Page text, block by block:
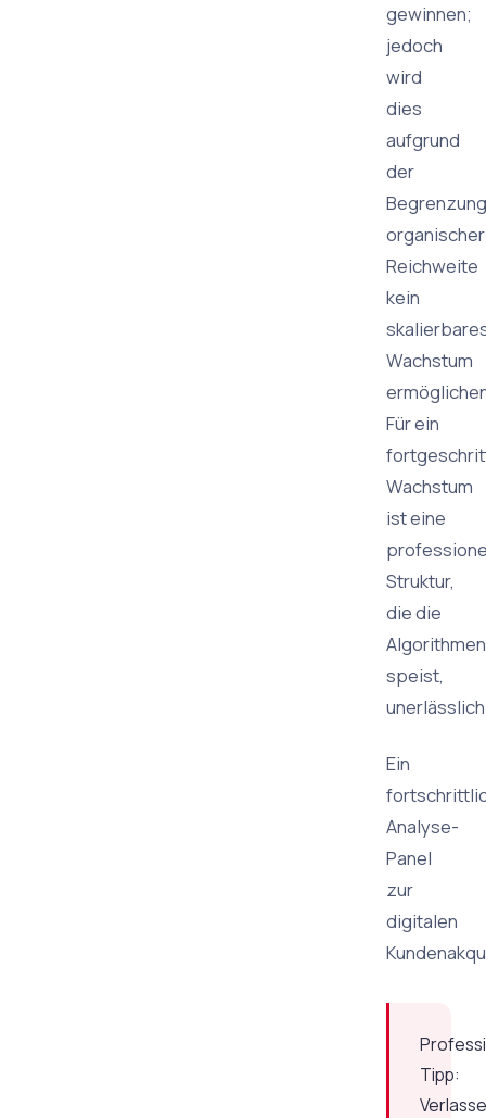
gewinnen;
jedoch
wird
dies
aufgrund
der
organischer
Reichweite
kein
Wachstum
Für ein
Wachstum
ist eine
Struktur,
die die
Algorithmen
speist,
Ein
Analyse-
Panel
zur
digitalen
Tipp: